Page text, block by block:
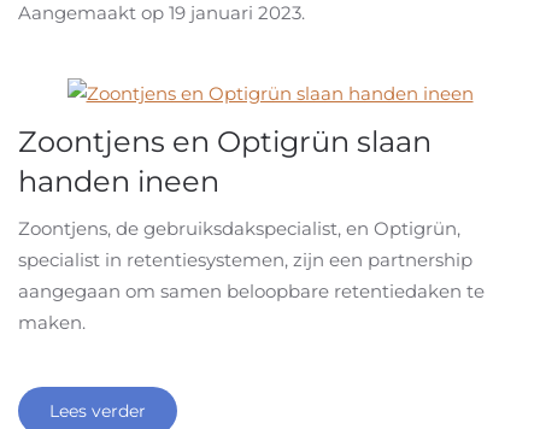
Aangemaakt op 19 januari 2023.
Zoontjens en Optigrün slaan
handen ineen
Zoontjens, de gebruiksdakspecialist, en Optigrün,
specialist in retentiesystemen, zijn een partnership
aangegaan om samen beloopbare retentiedaken te
maken.
Lees verder